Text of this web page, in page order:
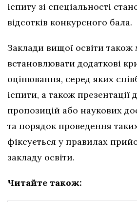
іспиту зі спеціальності
відсотків конкурсного бала.
Заклади вищої освіти також
встановлювати додаткові
оцінювання, серед яких
іспити, а також презентації
пропозицій або наукових
та порядок проведення
фіксується у правилах
закладу освіти.
Читайте також: